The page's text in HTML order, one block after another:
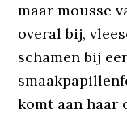
maar mousse
overal bij,
schamen bij
komt aan haar